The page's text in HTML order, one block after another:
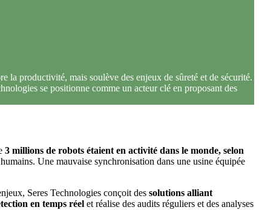
la productivité, mais soulève des enjeux de sûreté et de sécurité.
se positionne comme un acteur clé en proposant des
3 millions de robots étaient en activité dans le monde, selon
Une mauvaise synchronisation dans une usine équipée
Seres Technologies conçoit des solutions alliant
en temps réel et réalise des audits réguliers et des analyses